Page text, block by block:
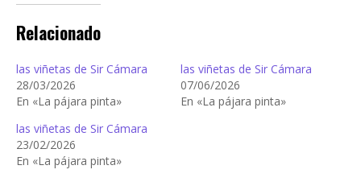
Relacionado
las viñetas de Sir Cámara
28/03/2026
En «La pájara pinta»
las viñetas de Sir Cámara
07/06/2026
En «La pájara pinta»
las viñetas de Sir Cámara
23/02/2026
En «La pájara pinta»